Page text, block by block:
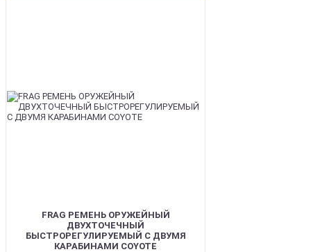
FRAG РЕМЕНЬ ОРУЖЕЙНЫЙ
ДВУХТОЧЕЧНЫЙ
БЫСТРОРЕГУЛИРУЕМЫЙ С ДВУМЯ
КАРАБИНАМИ COYOTE